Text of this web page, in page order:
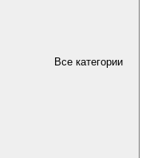
Все категории